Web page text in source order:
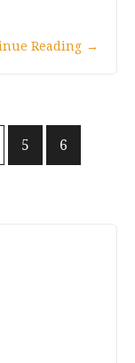
Reading →
5
6